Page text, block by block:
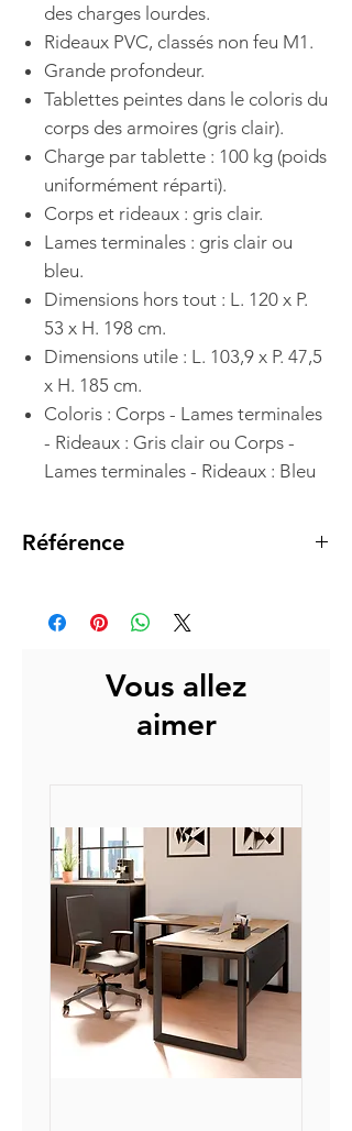
des charges lourdes.
Rideaux PVC, classés non feu M1.
Grande profondeur.
Tablettes peintes dans le coloris du
corps des armoires (gris clair).
Charge par tablette : 100 kg (poids
uniformément réparti).
Corps et rideaux : gris clair.
Lames terminales : gris clair ou
bleu.
Dimensions hors tout : L. 120 x P.
53 x H. 198 cm.
Dimensions utile : L. 103,9 x P. 47,5
x H. 185 cm.
Coloris : Corps - Lames terminales
- Rideaux : Gris clair ou Corps -
Lames terminales - Rideaux : Bleu
Référence
Vous allez
aimer